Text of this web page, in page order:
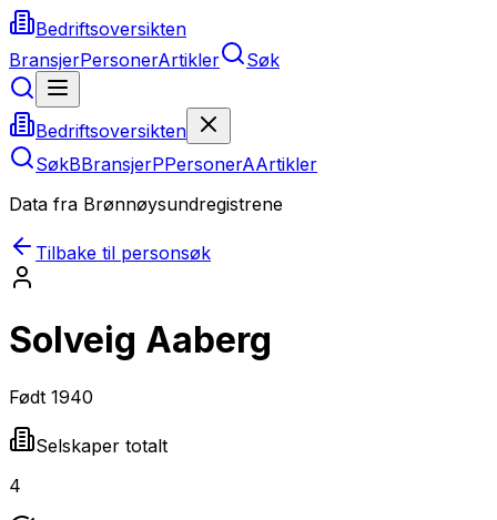
Bedriftsoversikten
BransjerPersonerArtikler Søk
Bedriftsoversikten
SøkBBransjerPPersonerAArtikler
Data fra Brønnøysundregistrene
Tilbake til personsøk
Solveig Aaberg
Født 1940
Selskaper totalt
4